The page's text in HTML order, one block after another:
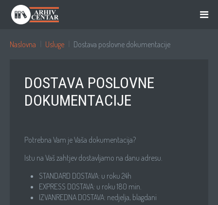
Naslovna Usluge Dostava poslovne dokumentacije
DOSTAVA POSLOVNE
DOKUMENTACIJE
Potrebna Vam je Vaša dokumentacija?
Istu na Vaš zahtjev dostavljamo na danu adresu.
STANDARD DOSTAVA: u roku 24h
EXPRESS DOSTAVA: u roku 180 min.
IZVANREDNA DOSTAVA: nedjelja, blagdani